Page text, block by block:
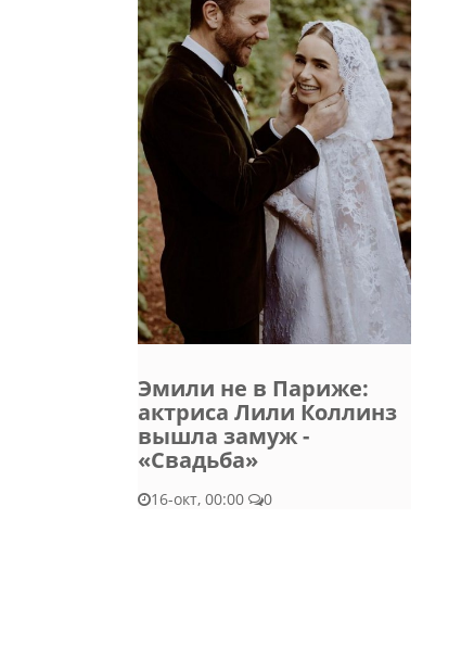
Эмили не в Париже:
актриса Лили Коллинз
вышла замуж -
«Свадьба»
16-окт, 00:00 0